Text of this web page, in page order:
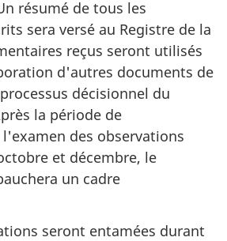
résumé de tous les
sera versé au Registre de la
reçus seront utilisés
d'autres documents de
décisionnel du
la période de
des observations
et décembre, le
un cadre
seront entamées durant